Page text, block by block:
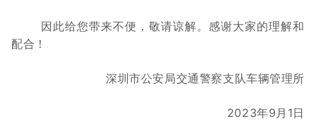
因此给您带来不便，敬请谅解。感谢大家的理解和
配合！
深圳市公安局交通警察支队车辆管理所
2023年9月1日